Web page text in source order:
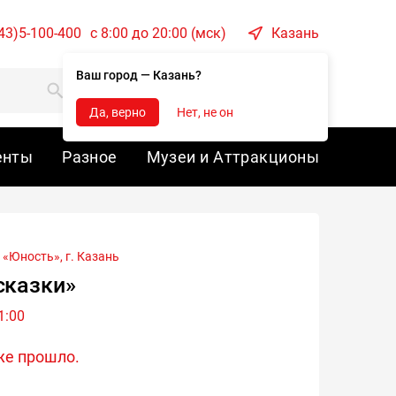
100-400 c 8:00 до 20:00 (мск) Казань
Ваш город — Казань?
Да, верно Нет, не он
Разное Музеи и Аттракционы
г. Казань
прошло.